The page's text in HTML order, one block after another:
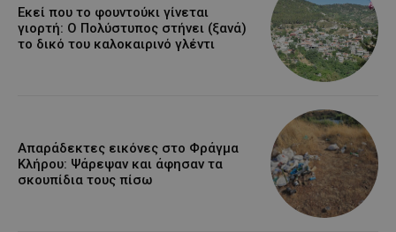
Εκεί που το φουντούκι γίνεται
γιορτή: Ο Πολύστυπος στήνει (ξανά)
το δικό του καλοκαιρινό γλέντι
Απαράδεκτες εικόνες στο Φράγμα
Κλήρου: Ψάρεψαν και άφησαν τα
σκουπίδια τους πίσω